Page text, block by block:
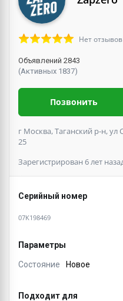
Нет отзывов
Объявлений 2843
(Активных 1837)
Позвонить
г Москва, Таганский р-н, ул
25
Зарегистрирован 6 лет
Серийный номер
07K198469
Параметры
Состояние Новое
Подходит для